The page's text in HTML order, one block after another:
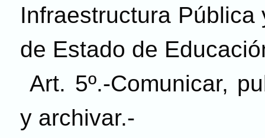
Infraestructura
de Estado de
Art. 5º.-Comunicar,
y archivar.-